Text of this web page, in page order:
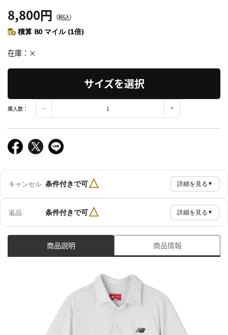
8,800円 （税込）
積算 80 マイル (1倍)
在庫 ×
サイズを選択
購入数：
キャンセル 条件付きで可△ 詳細を見る ▼
返品 条件付きで可△ 詳細を見る ▼
商品説明 商品情報